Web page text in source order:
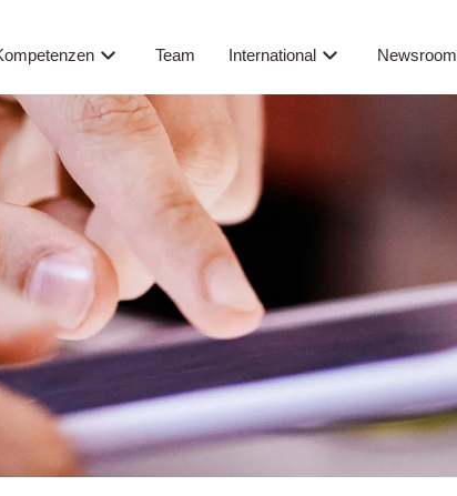
Team International Newsroom